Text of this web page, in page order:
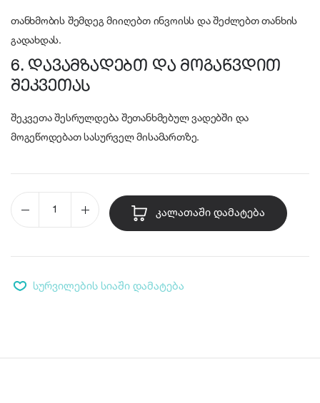
თანხმობის შემდეგ მიიღებთ ინვოისს და შეძლებთ თანხის
გადახდას.
6. დავამზადებთ და მოგაწვდით
შეკვეთას
შეკვეთა შესრულდება შეთანხმებულ ვადებში და
მოგეწოდებათ სასურველ მისამართზე.
ᲙᲐᲚᲐᲗᲐᲨᲘ ᲓᲐᲛᲐᲢᲔᲑᲐ
სურვილების სიაში დამატება